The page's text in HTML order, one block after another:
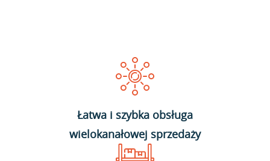
Łatwa i szybka obsługa
wielokanałowej sprzedaży